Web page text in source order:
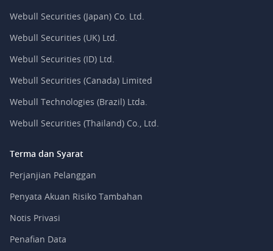
Webull Securities (Japan) Co. Ltd.
Webull Securities (UK) Ltd.
Webull Securities (ID) Ltd.
Webull Securities (Canada) Limited
Webull Technologies (Brazil) Ltda.
Webull Securities (Thailand) Co., Ltd.
Terma dan Syarat
Perjanjian Pelanggan
Penyata Akuan Risiko Tambahan
Notis Privasi
Penafian Data